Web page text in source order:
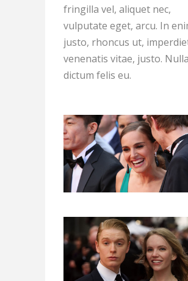
fringilla vel, aliquet nec,
vulputate eget, arcu. In
justo, rhoncus ut,
venenatis vitae, justo.
dictum felis eu.